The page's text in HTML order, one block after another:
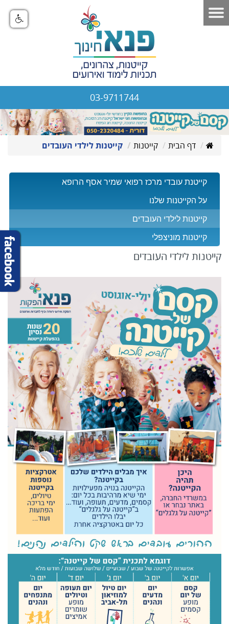
03-9711744
דף הבית קייטנות קייטנות לילדי העובדים
קייטנת עובדי מרכז רפואי שמיר אסף הרופא
על הקייטנות שלנו
קייטנות לילדי העובדים
קייטנות מוניצפלי
קייטנות לילדי העובדים